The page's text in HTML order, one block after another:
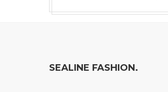
SEALINE FASHION.